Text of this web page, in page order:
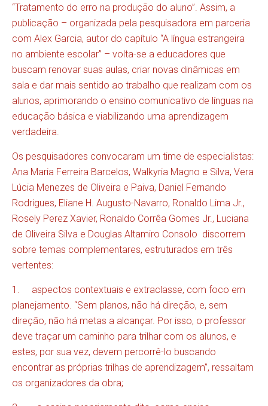
“Tratamento do erro na produção do aluno”. Assim, a
publicação – organizada pela pesquisadora em parceria
com Alex Garcia, autor do capítulo “A língua estrangeira
no ambiente escolar” – volta-se a educadores que
buscam renovar suas aulas, criar novas dinâmicas em
sala e dar mais sentido ao trabalho que realizam com os
alunos, aprimorando o ensino comunicativo de línguas na
educação básica e viabilizando uma aprendizagem
verdadeira.
Os pesquisadores convocaram um time de especialistas:
Ana Maria Ferreira Barcelos, Walkyria Magno e Silva, Vera
Lúcia Menezes de Oliveira e Paiva, Daniel Fernando
Rodrigues, Eliane H. Augusto-Navarro, Ronaldo Lima Jr.,
Rosely Perez Xavier, Ronaldo Corrêa Gomes Jr., Luciana
de Oliveira Silva e Douglas Altamiro Consolo discorrem
sobre temas complementares, estruturados em três
vertentes:
1. aspectos contextuais e extraclasse, com foco em
planejamento. “Sem planos, não há direção, e, sem
direção, não há metas a alcançar. Por isso, o professor
deve traçar um caminho para trilhar com os alunos, e
estes, por sua vez, devem percorrê-lo buscando
encontrar as próprias trilhas de aprendizagem”, ressaltam
os organizadores da obra;